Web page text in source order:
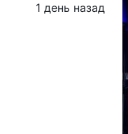
1 день назад